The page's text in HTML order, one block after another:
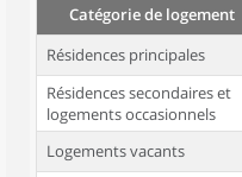
Catégorie de logement
Résidences principales
Résidences secondaires et
logements occasionnels
Logements vacants